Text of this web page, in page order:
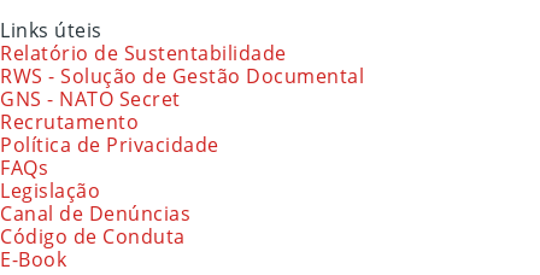
Links úteis
Relatório de Sustentabilidade
RWS - Solução de Gestão Documental
GNS - NATO Secret
Recrutamento
Política de Privacidade
FAQs
Legislação
Canal de Denúncias
Código de Conduta
E-Book